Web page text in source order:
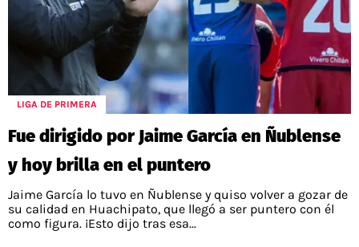
LIGA DE PRIMERA
Fue dirigido por Jaime García en Ñublense
y hoy brilla en el puntero
Jaime García lo tuvo en Ñublense y quiso volver a gozar de
su calidad en Huachipato, que llegó a ser puntero con él
como figura. ¡Esto dijo tras esa...